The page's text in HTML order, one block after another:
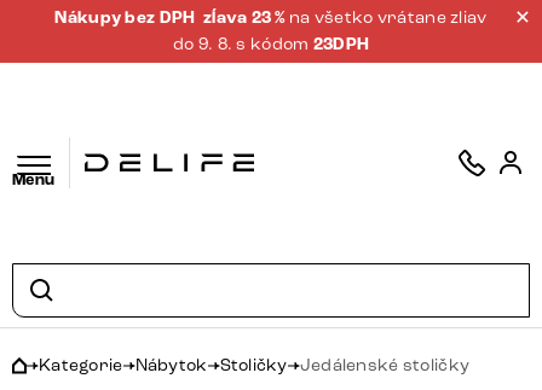
Nákupy bez DPH zĺava 23 % na všetko vrátane zliav
do 9. 8. s kódom 23DPH
Menu
Kategorie Nábytok Stoličky Jedálenské stoličky